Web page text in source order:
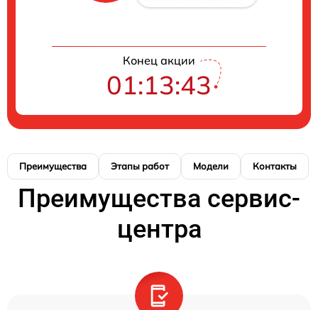
Конец акции
01:13:42
Преимущества Этапы работ Модели Контакты
Преимущества сервис-
центра